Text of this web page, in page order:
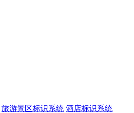
旅游景区标识系统 酒店标识系统